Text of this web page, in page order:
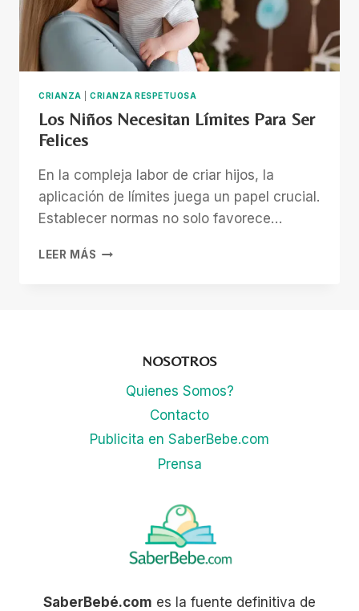
CRIANZA CRIANZA RESPETUOSA
Los Niños Necesitan Límites Para Ser
Felices
En la compleja labor de criar hijos, la
aplicación de límites juega un papel crucial.
Establecer normas no solo favorece…
LEER MÁS LOS
NOSOTROS
Quienes Somos?
Contacto
Publicita en SaberBebe.com
Prensa
SaberBebé.com es la fuente definitiva de